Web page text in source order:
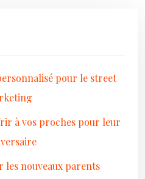
pour le street
à vos proches pour leur
les nouveaux parents